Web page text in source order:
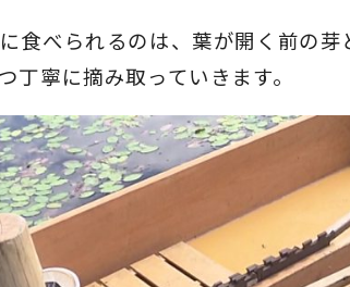
食べられるのは、葉が開く前の
丁寧に摘み取っていきます。